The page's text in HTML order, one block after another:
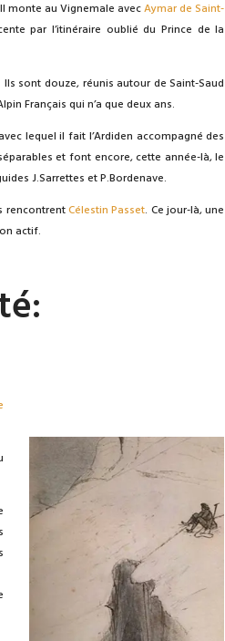
monte au Vignemale avecAymar de Saint-
par l’itinéraire oublié du Prince de la
sont douze, réunis autour de Saint-Saud
Français qui n’a que deux ans.
lequel il fait l’Ardiden accompagné des
et font encore, cette année-là, le
J.Sarrettes et P.Bordenave.
rencontrentCélestin Passet. Ce jour-là, une
actif.